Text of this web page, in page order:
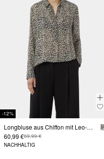
-12%
Longbluse aus Chiffon mit Leo-Print
60,99 €69,99 €
NACHHALTIG